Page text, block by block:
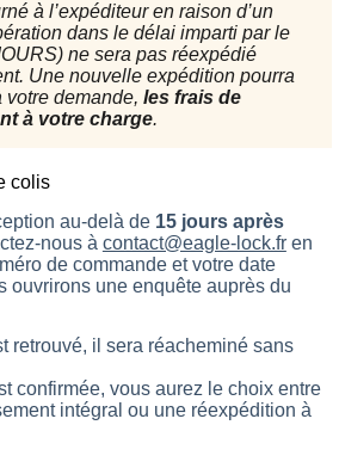
à l’expéditeur en raison d’un
dans le délai imparti par le
ne sera pas réexpédié
Une nouvelle expédition pourra
votre demande, les frais de
à votre charge.
colis
au-delà de 15 jours après
nous à contact@eagle-lock.fren
de commande et votre date
ouvrirons une enquête auprès du
retrouvé, il sera réacheminé sans
confirmée, vous aurez le choix entre
intégral ou une réexpédition à